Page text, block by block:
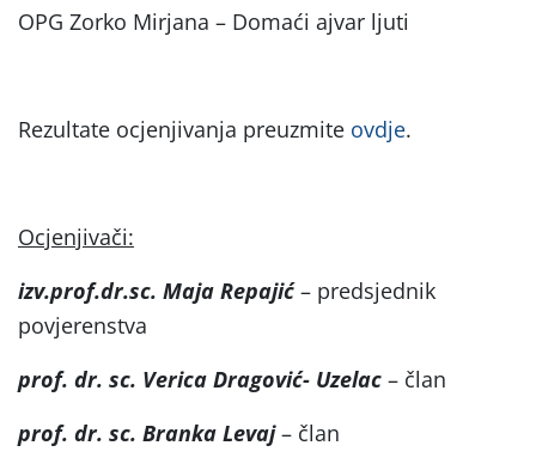
OPG Zorko Mirjana – Domaći ajvar ljuti
Rezultate ocjenjivanja preuzmite ovdje.
Ocjenjivači:
izv.prof.dr.sc. Maja Repajić – predsjednik
povjerenstva
prof. dr. sc. Verica Dragović- Uzelac – član
prof. dr. sc. Branka Levaj– član